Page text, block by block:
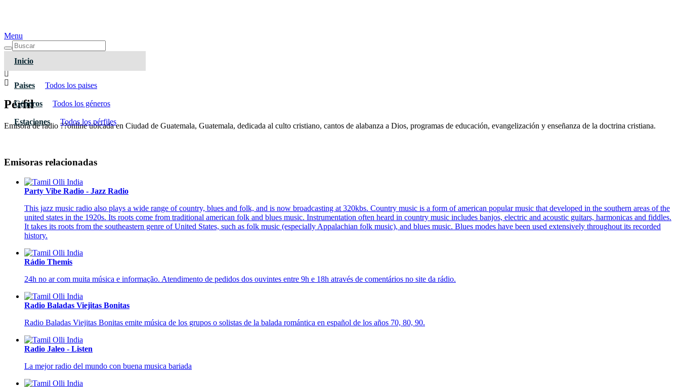
Menu
Inicio
Paises Todos los paises
Géneros Todos los géneros
Estaciones Todos los pérfiles
Pérfil
Emisora de radio ??online ubicada en Ciudad de Guatemala, Guatemala, dedicada al culto cristiano, cantos de alabanza a Dios, programas de educación, evangelización y enseñanza de la doctrina cristiana.
Emisoras relacionadas
Party Vibe Radio - Jazz Radio
This jazz music radio also plays a wide range of country, blues and folk, and is now broadcasting at 320kbs. Country music is a form of american popular music that developed in the southern areas of the
united states in the 1920s. Its roots come from traditional american folk and blues music. Instrumentation often heard in country music includes banjos, electric and acoustic guitars, harmonicas and fiddles.
It takes its roots from the southeastern genre of United States, such as folk music (especially Appalachian folk music), and blues music. Blues modes have been used extensively throughout its recorded
history.
Rádio Themis
24h no ar com muita música e informação. Atendimento de pedidos dos ouvintes entre 9h e 18h através de comentários no site da rádio.
Radio Baladas Viejitas Bonitas
Radio Baladas Viejitas Bonitas emite música de los grupos o solistas de la balada romántica en español de los años 70, 80, 90.
Radio Jaleo - Listen
La mejor radio del mundo con buena musica bariada